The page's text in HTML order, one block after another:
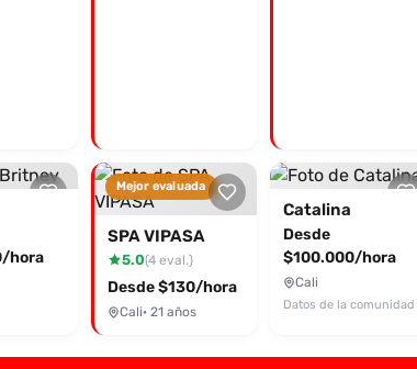
hora
Mejor evaluada
SPA VIPASA
5.0(4 eval.)
Desde $130/hora
Cali· 21 años
Catalina
Desde
$100.000/hora
Cali
Datos de la comunidad